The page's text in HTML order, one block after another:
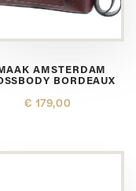
AMSTERDAM
BORDEAUX
€ 179,00